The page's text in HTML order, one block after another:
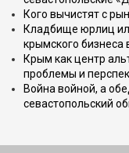
Кого вычистят с
Кладбище юрлиц
крымского бизнеса
Крым как центр
проблемы и
Война войной, а
севастопольский